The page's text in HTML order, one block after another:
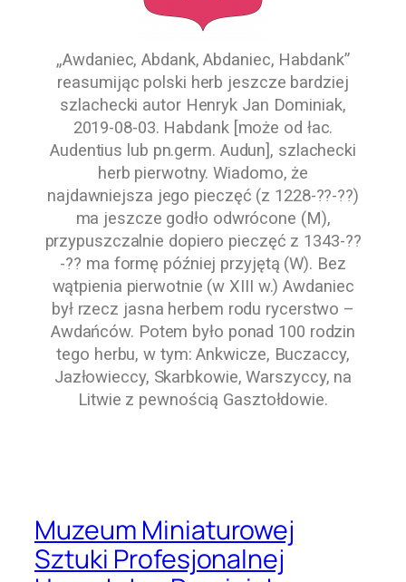
„Awdaniec, Abdank, Abdaniec, Habdank”
reasumijąc polski herb jeszcze bardziej
szlachecki autor Henryk Jan Dominiak,
2019-08-03. Habdank [może od łac.
Audentius lub pn.germ. Audun], szlachecki
herb pierwotny. Wiadomo, że
najdawniejsza jego pieczęć (z 1228-??-??)
ma jeszcze godło odwrócone (M),
przypuszczalnie dopiero pieczęć z 1343-??
-?? ma formę później przyjętą (W). Bez
wątpienia pierwotnie (w XIII w.) Awdaniec
był rzecz jasna herbem rodu rycerstwo –
Awdańców. Potem było ponad 100 rodzin
tego herbu, w tym:Ankwicze, Buczaccy,
Jazłowieccy, Skarbkowie,Warszyccy, na
Litwie z pewnością Gasztołdowie.
Muzeum Miniaturowej
Sztuki Profesjonalnej